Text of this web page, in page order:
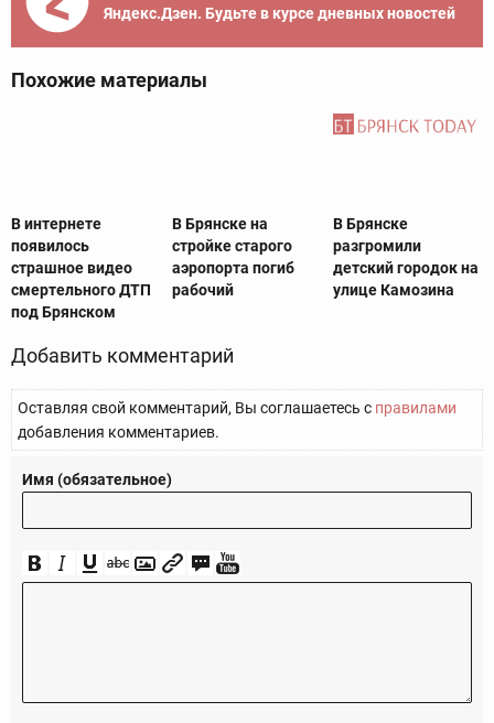
Яндекс.Дзен. Будьте в курсе дневных новостей
Похожие материалы
В интернете
появилось
страшное видео
смертельного ДТП
под Брянском
В Брянске на
стройке старого
аэропорта погиб
рабочий
В Брянске
разгромили
детский городок на
улице Камозина
Добавить комментарий
Оставляя свой комментарий, Вы соглашаетесь с правилами
добавления комментариев.
Имя (обязательное)